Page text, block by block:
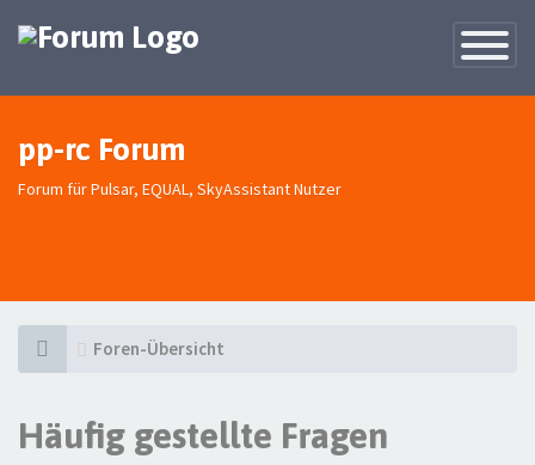
Toggle
pp-rc Forum
Forum für Pulsar, EQUAL, SkyAssistant Nutzer
Foren-Übersicht
Häufig gestellte Fragen